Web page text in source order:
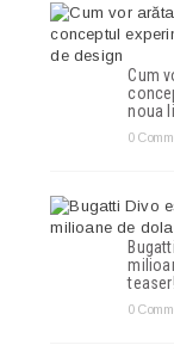
Cum
noua
0
teaser!
0